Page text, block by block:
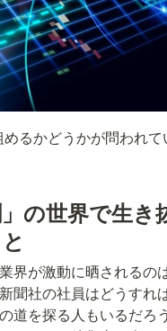
るかどうかが問われて
」の世界で生き
界が激動に晒されるの
聞社の社員はどうすれ
道を探る人もいるだろ